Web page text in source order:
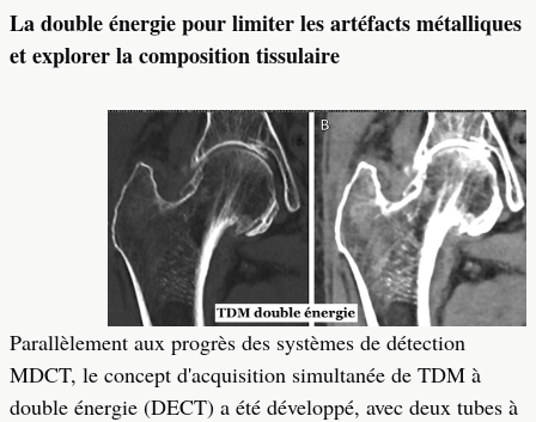
La double énergie pour limiter les artéfacts métalliques
et explorer la composition tissulaire
Parallèlement aux progrès des systèmes de détection
MDCT, le concept d'acquisition simultanée de TDM à
double énergie (DECT) a été développé, avec deux tubes à